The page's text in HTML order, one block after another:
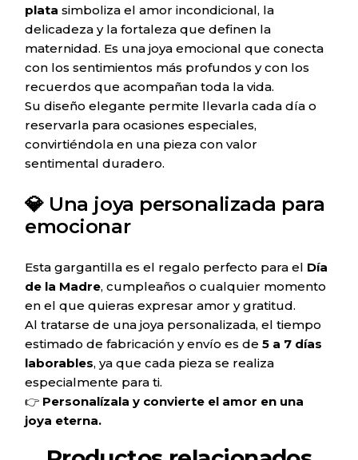
plata simboliza el amor incondicional, la
delicadeza y la fortaleza que definen la
maternidad. Es una joya emocional que conecta
con los sentimientos más profundos y con los
recuerdos que acompañan toda la vida.
Su diseño elegante permite llevarla cada día o
reservarla para ocasiones especiales,
convirtiéndola en una pieza con valor
sentimental duradero.
💎 Una joya personalizada para
emocionar
Esta gargantilla es el regalo perfecto para el Día
de la Madre, cumpleaños o cualquier momento
en el que quieras expresar amor y gratitud.
Al tratarse de una joya personalizada, el tiempo
estimado de fabricación y envío es de5 a 7 días
laborables, ya que cada pieza se realiza
especialmente para ti.
👉 Personalízala y convierte el amor en una
joya eterna.